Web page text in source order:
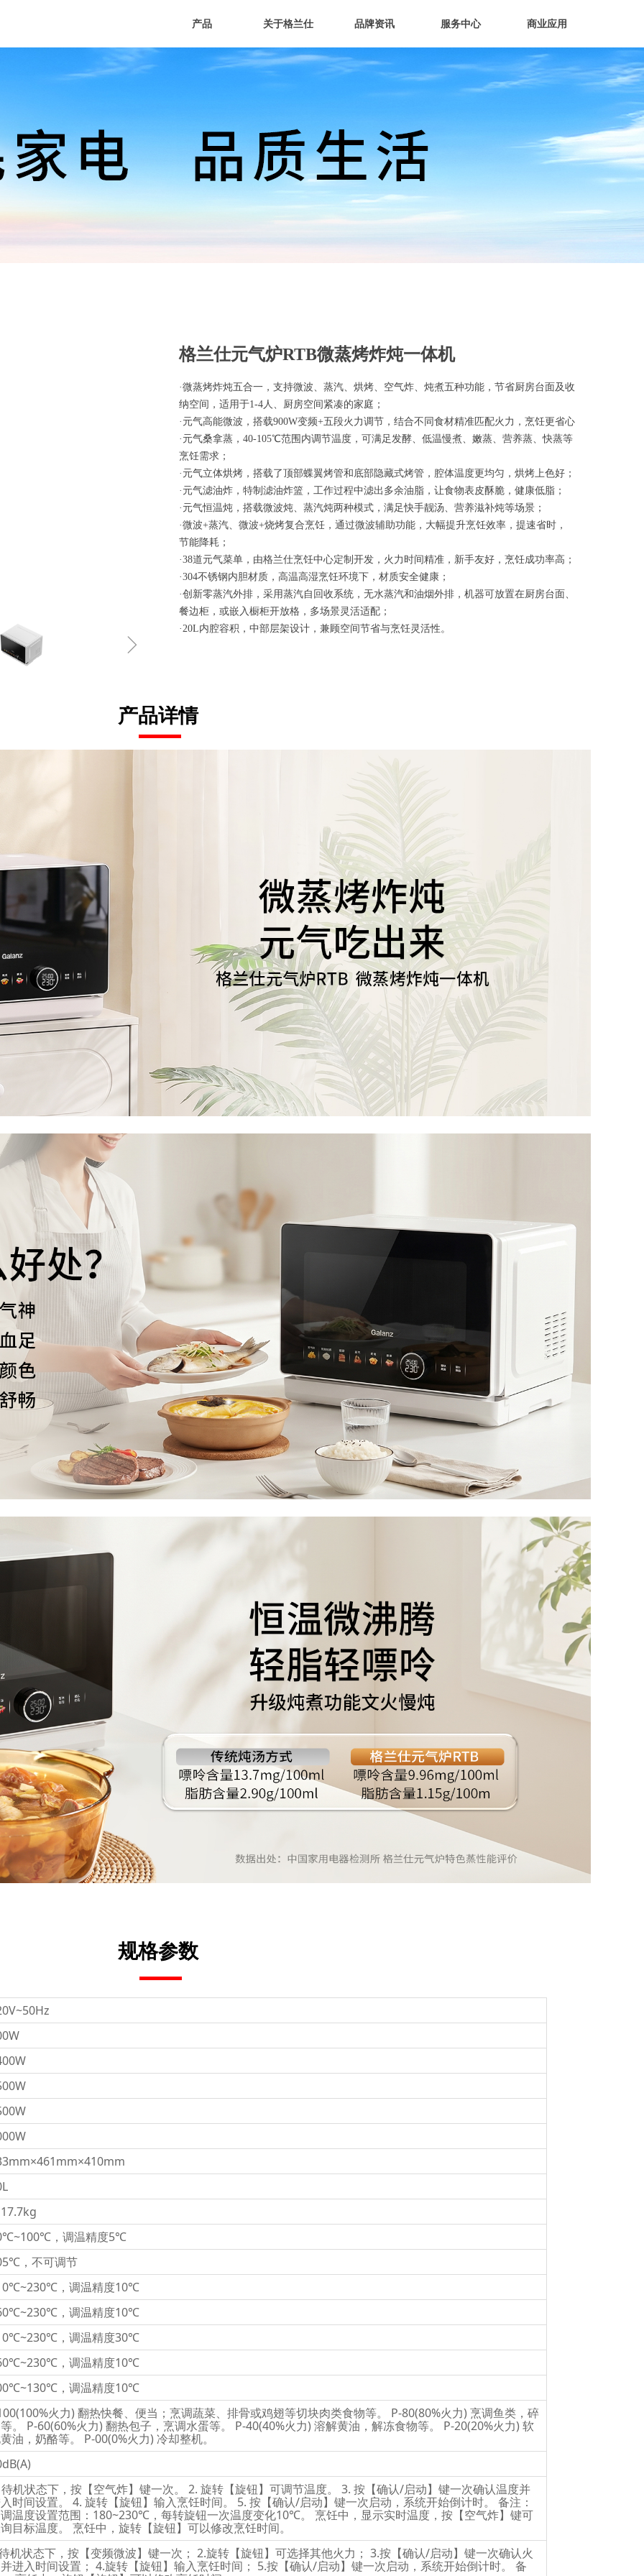
产品 关于格兰仕 品牌资讯 服务中心 商业应用
格兰仕元气炉RTB微蒸烤炸炖一体机
产品详情
·微蒸烤炸炖五合一，支持微波、蒸汽、烘烤、空气炸、炖煮五种功能，节省厨房台面及收
纳空间，适用于1-4人、厨房空间紧凑的家庭；
·元气高能微波，搭载900W变频+五段火力调节，结合不同食材精准匹配火力，烹饪更省心
·元气桑拿蒸，40-105℃范围内调节温度，可满足发酵、低温慢煮、嫩蒸、营养蒸、快蒸等
烹饪需求；
·元气立体烘烤，搭载了顶部蝶翼烤管和底部隐藏式烤管，腔体温度更均匀，烘烤上色好；
·元气滤油炸，特制滤油炸篮，工作过程中滤出多余油脂，让食物表皮酥脆，健康低脂；
·元气恒温炖，搭载微波炖、蒸汽炖两种模式，满足快手靓汤、营养滋补炖等场景；
·微波+蒸汽、微波+烧烤复合烹饪，通过微波辅助功能，大幅提升烹饪效率，提速省时，
节能降耗；
·38道元气菜单，由格兰仕烹饪中心定制开发，火力时间精准，新手友好，烹饪成功率高；
·304不锈钢内胆材质，高温高湿烹饪环境下，材质安全健康；
·创新零蒸汽外排，采用蒸汽自回收系统，无水蒸汽和油烟外排，机器可放置在厨房台面、
餐边柜，或嵌入橱柜开放格，多场景灵活适配；
·20L内腔容积，中部层架设计，兼顾空间节省与烹饪灵活性。
，调温精度5℃
，不可调节
，调温精度10℃
，调温精度10℃
，调温精度30℃
，调温精度10℃
，调温精度10℃
火力) 翻热快餐、便当；烹调蔬菜、排骨或鸡翅等切块肉类食物等。 P-80(80%火力) 烹调鱼类，碎
。 P-60(60%火力) 翻热包子，烹调水蛋等。 P-40(40%火力) 溶解黄油，解冻食物等。 P-20(20%火力) 软
油，奶酪等。 P-00(0%火力) 冷却整机。
机状态下，按【空气炸】键一次。 2. 旋转【旋钮】可调节温度。 3. 按【确认/启动】键一次确认温度并
时间设置。 4. 旋转【旋钮】输入烹饪时间。 5. 按【确认/启动】键一次启动，系统开始倒计时。 备注：
温度设置范围：180~230℃，每转旋钮一次温度变化10℃。 烹饪中，显示实时温度，按【空气炸】键可
目标温度。 烹饪中，旋转【旋钮】可以修改烹饪时间。
机状态下，按【变频微波】键一次； 2.旋转【旋钮】可选择其他火力； 3.按【确认/启动】键一次确认火
进入时间设置； 4.旋转【旋钮】输入烹饪时间； 5.按【确认/启动】键一次启动，系统开始倒计时。 备
规格参数
ꁇ